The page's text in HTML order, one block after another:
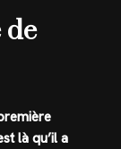
de
là qu’il a